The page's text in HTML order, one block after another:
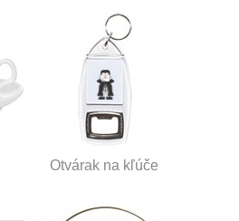
Otvárak na kľúče